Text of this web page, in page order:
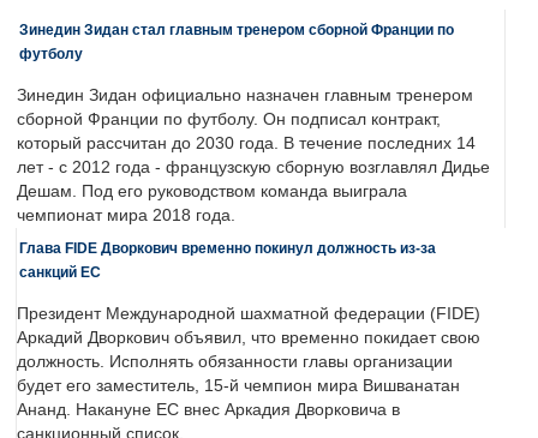
Зинедин Зидан стал главным тренером сборной Франции по
футболу
Зинедин Зидан официально назначен главным тренером
сборной Франции по футболу. Он подписал контракт,
который рассчитан до 2030 года. В течение последних 14
лет - с 2012 года - французскую сборную возглавлял Дидье
Дешам. Под его руководством команда выиграла
чемпионат мира 2018 года.
Глава FIDE Дворкович временно покинул должность из-за
санкций ЕС
Президент Международной шахматной федерации (FIDE)
Аркадий Дворкович объявил, что временно покидает свою
должность. Исполнять обязанности главы организации
будет его заместитель, 15-й чемпион мира Вишванатан
Ананд. Накануне ЕС внес Аркадия Дворковича в
санкционный список.